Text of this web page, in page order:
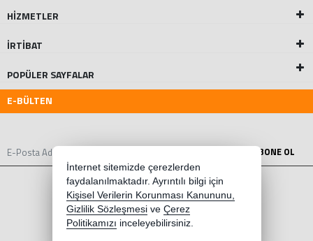
HİZMETLER
İRTİBAT
POPÜLER SAYFALAR
E-BÜLTEN
ABONE OL
İnternet sitemizde çerezlerden
faydalanılmaktadır. Ayrıntılı bilgi için
Kişisel Verilerin Korunması Kanununu,
Gizlilik Sözleşmesi ve Çerez
Politikamızı inceleyebilirsiniz.